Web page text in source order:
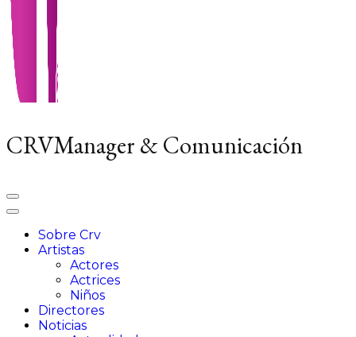
CRVManager & Comunicación
Sobre Crv
Artistas
Actores
Actrices
Niños
Directores
Noticias